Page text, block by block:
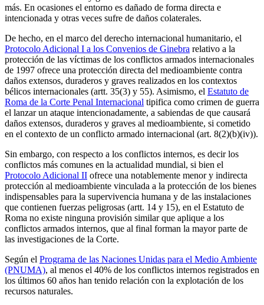
más. En ocasiones el entorno es dañado de forma directa e
intencionada y otras veces sufre de daños colaterales.
De hecho, en el marco del derecho internacional humanitario, el
Protocolo Adicional I a los Convenios de Ginebra relativo a la
protección de las víctimas de los conflictos armados internacionales
de 1997 ofrece una protección directa del medioambiente contra
daños extensos, duraderos y graves realizados en los contextos
bélicos internacionales (artt. 35(3) y 55). Asimismo, el Estatuto de
Roma de la Corte Penal Internacional tipifica como crimen de guerra
el lanzar un ataque intencionadamente, a sabiendas de que causará
daños extensos, duraderos y graves al medioambiente, si cometido
en el contexto de un conflicto armado internacional (art. 8(2)(b)(iv)).
Sin embargo, con respecto a los conflictos internos, es decir los
conflictos más comunes en la actualidad mundial, si bien el
Protocolo Adicional II ofrece una notablemente menor y indirecta
protección al medioambiente vinculada a la protección de los bienes
indispensables para la supervivencia humana y de las instalaciones
que contienen fuerzas peligrosas (artt. 14 y 15), en el Estatuto de
Roma no existe ninguna provisión similar que aplique a los
conflictos armados internos, que al final forman la mayor parte de
las investigaciones de la Corte.
Según el Programa de las Naciones Unidas para el Medio Ambiente
(PNUMA), al menos el 40% de los conflictos internos registrados en
los últimos 60 años han tenido relación con la explotación de los
recursos naturales.